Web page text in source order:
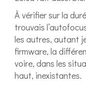
À vérifier sur la
trouvais
les autres, autant
firmware, la
voire, dans les
haut, inexistantes.